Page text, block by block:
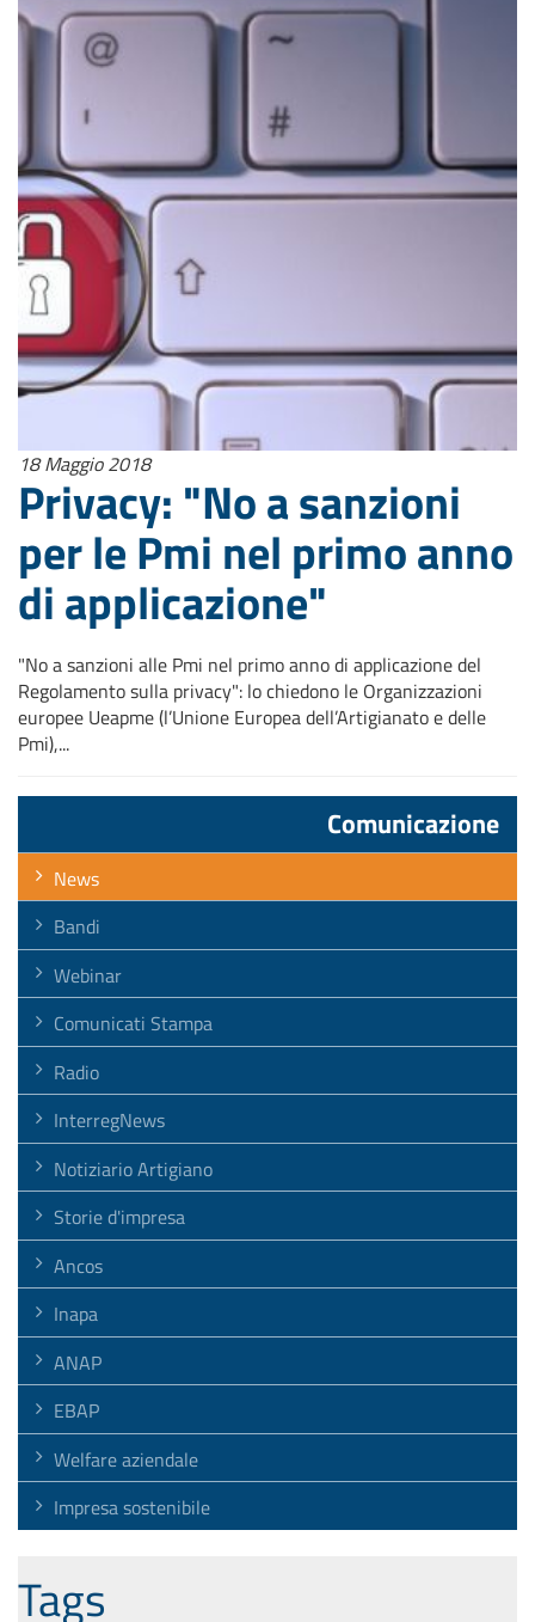
18 Maggio 2018
Privacy: "No a sanzioni
per le Pmi nel primo anno
di applicazione"
"No a sanzioni alle Pmi nel primo anno di applicazione del
Regolamento sulla privacy": lo chiedono le Organizzazioni
europee Ueapme (l’Unione Europea dell’Artigianato e delle
Pmi),...
Comunicazione
News
Bandi
Webinar
Comunicati Stampa
Radio
InterregNews
Notiziario Artigiano
Storie d'impresa
Ancos
Inapa
ANAP
EBAP
Welfare aziendale
Impresa sostenibile
Tags